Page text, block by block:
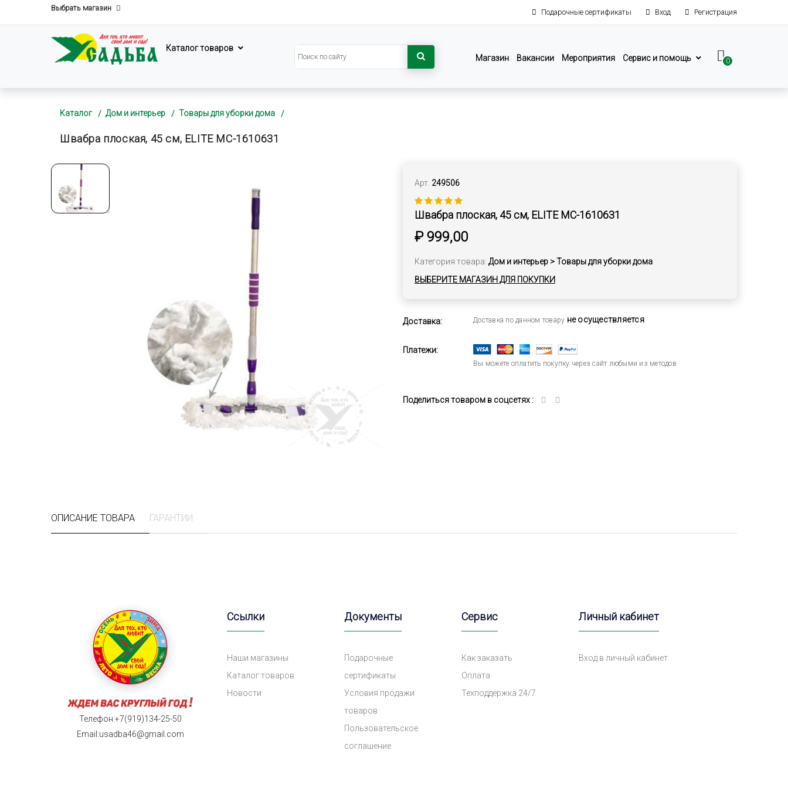
Выбрать магазин Подарочные сертификаты Вход Регистрация
Каталог товаров
Магазин
Вакансии Мероприятия Сервис и помощь 0
Каталог Дом и интерьер Товары для уборки дома
Швабра плоская, 45 см, ELITE MC-1610631
Арт. 249506
Швабра плоская, 45 см, ELITE MC-1610631
₽ 999,00
Категория товара: Дом и интерьер > Товары для уборки дома
ВЫБЕРИТЕ МАГАЗИН ДЛЯ ПОКУПКИ
Доставка: Доставка по данном товару не осуществляется
Платежи:
Вы можете оплатить покупку через сайт любыми из методов
Поделиться товаром в соцсетях :
ОПИСАНИЕ ТОВАРА ГАРАНТИИ
Телефон:+7(919)134-25-50
Email:usadba46@gmail.com
Ссылки
Наши магазины
Каталог товаров
Новости
Документы
Подарочные
сертификаты
Условия продажи
товаров
Пользовательское
соглашение
Сервис
Как заказать
Оплата
Техподдержка 24/7
Личный кабинет
Вход в личный кабинет